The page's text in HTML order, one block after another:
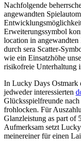
Nachfolgende
angewandten
Erweiterungssymbol
location in
durch sera Scatter-
wie ein Einsatzhöhe
risikofreie Unterhaltung
In Lucky Days Ostmark
jedweder interessierten
Glücksspielfreunde
frohlocken. Für
Glanzleistung as part of
Aufmerksam setzt
meinereiner für einen